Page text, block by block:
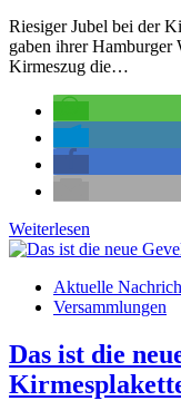
Riesiger Jubel bei der
gaben ihrer Hamburger
Kirmeszug die…
Kirmeszug
2018:
einen
Weiterlesen
Veröffentlicht
Aktuelle
Versammlungen
Das ist die